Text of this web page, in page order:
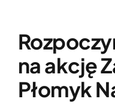
Wypożyczalnia
Aktualności
na akcję
Płomyk